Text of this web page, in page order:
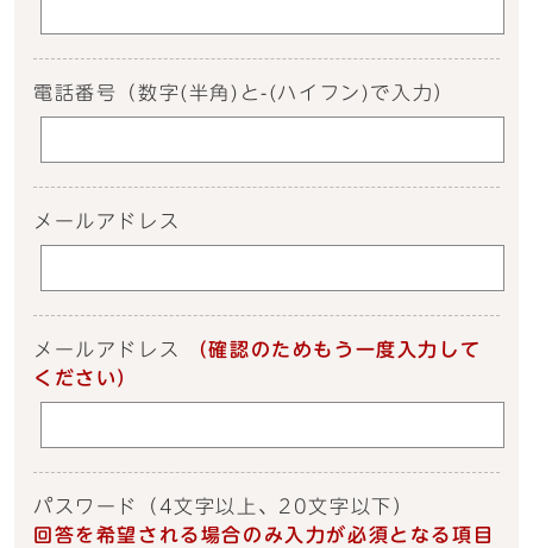
電話番号 （数字(半角)と-(ハイフン)で入力）
メールアドレス
メールアドレス
（確認のためもう一度入力して
ください）
パスワード
（4文字以上、20文字以下）
回答を希望される場合のみ入力が必須となる項目